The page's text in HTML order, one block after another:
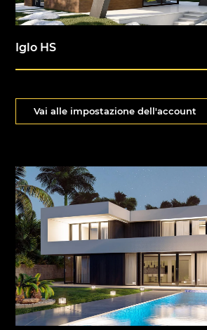
Iglo HS
Vai alle impostazione dell'account